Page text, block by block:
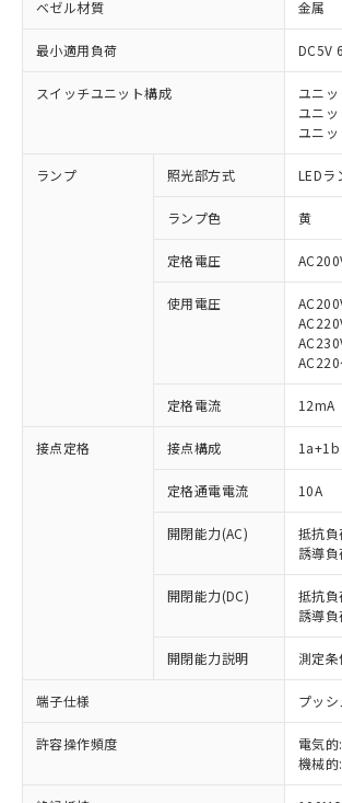
ベゼル材質 金属
最小適用負荷 DC5V
スイッチユニット構成
ユニ
ユニッ
ユニ
ランプ 照光部方式 LEDラ
ランプ色 黄
定格電圧
使用電圧
定格電流 12mA
接点定格 接点構成 1a+1b
定格通電電流 10A
開閉能力(AC)
抵抗
誘導
開閉能力(DC)
抵抗
誘導
開閉能力説明 測定
端子仕様 プッ
許容操作頻度
電気
機械
ご利用条件
以下の条件をお読みいただき、同
ご利用ください。
本サービスは、当社制御機器
商品の当社在庫状況および標
(税抜)を提供させていただく
当社制御機器事業取扱商品の
※1 対応状況
対応済み：EU RoHS指令（10物
非含有に対応した製品が提供可能
対応予定：EU RoHS指令（10物質
有に対応した製品に切り替える予
対応予定なし：EU RoHS指令（10
非含有に非対応の商品で、対応品
定はありません。
調査・確認中：EU RoHS指令（10
非含有の対応状況を調査中または
商品です。
非該当品：ライセンス料など無形
害物質有無と関係のない商品です。
※1 中国RoHS○×表
「○」：最大均質材料含有率が中
基準値以下であることを示します。